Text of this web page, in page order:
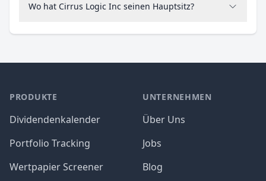
Wo hat Cirrus Logic Inc seinen Hauptsitz?
PRODUKTE
Dividendenkalender
Portfolio Tracking
Wertpapier Screener
UNTERNEHMEN
Über Uns
Jobs
Blog